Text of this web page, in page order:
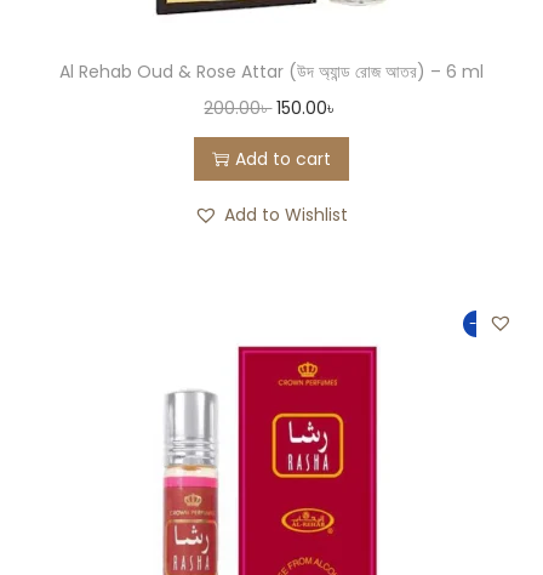
Al Rehab Oud & Rose Attar (উদ অ্যান্ড রোজ আতর) – 6 ml
200.00৳ 150.00৳
Add to cart
Add to Wishlist
-25%